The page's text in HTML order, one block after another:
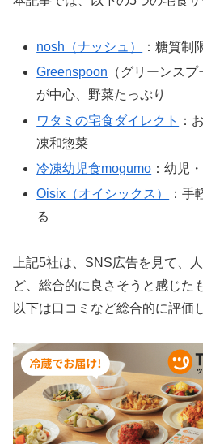
nosh（ナッシュ）
：糖質制
Greenspoon （グリーンス
が中心、野菜たっぷり
ワタミの宅食ダイレクト
：
凍和惣菜
冷凍幼児食mogumo ：幼児
Oisix（オイシックス）
：手
る
上記5社は、SNS広告を見て、
ど、総合的に良さそうと感じた
以下は口コミなど総合的に評価